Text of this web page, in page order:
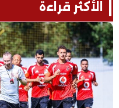
الأكثر قراءة